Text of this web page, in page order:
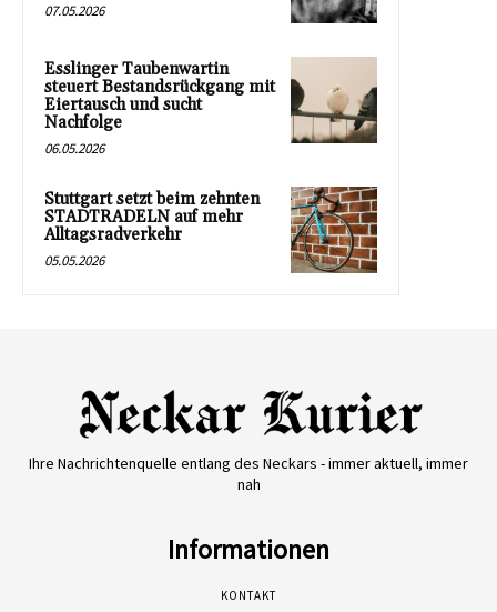
07.05.2026
Esslinger Taubenwartin
steuert Bestandsrückgang mit
Eiertausch und sucht
Nachfolge
06.05.2026
Stuttgart setzt beim zehnten
STADTRADELN auf mehr
Alltagsradverkehr
05.05.2026
Ihre Nachrichtenquelle entlang des Neckars - immer aktuell, immer
nah
Informationen
KONTAKT